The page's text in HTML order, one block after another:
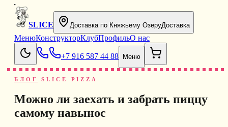
SLICE Доставка по Княжьему ОзеруДоставка
МенюКонструкторКлубПрофильО нас
+7 916 587 44 88 Меню
БЛОГ SLICE PIZZA
Можно ли заехать и забрать пиццу
самому навынос